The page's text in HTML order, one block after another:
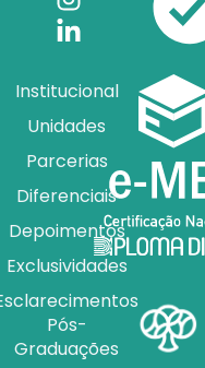
Institucional
Unidades
Parcerias
Diferenciais
Depoimentos
Exclusividades
Pós-
Graduações